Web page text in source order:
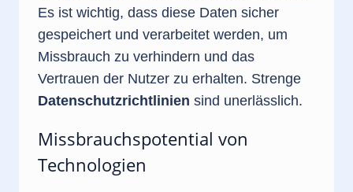
Es ist wichtig, dass diese Daten sicher
gespeichert und verarbeitet werden, um
Missbrauch zu verhindern und das
Vertrauen der Nutzer zu erhalten. Strenge
Datenschutzrichtlinien sind unerlässlich.
Missbrauchspotential von
Technologien